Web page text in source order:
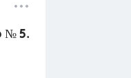
№ 5.